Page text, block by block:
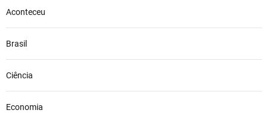
Aconteceu
Brasil
Ciência
Economia